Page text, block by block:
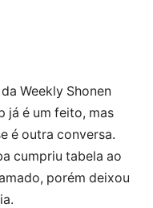
Weekly Shonen
já é um feito, mas
é outra conversa.
cumpriu tabela ao
porém deixou